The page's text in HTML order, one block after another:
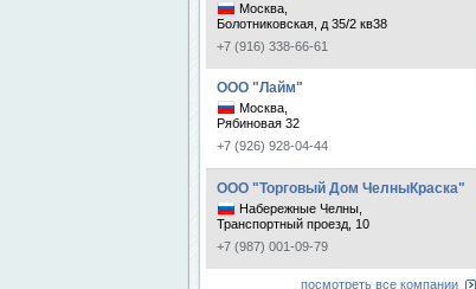
Москва,
Болотниковская, д 35/2 кв38
+7 (916) 338-66-61
ООО "Лайм"
Москва,
Рябиновая 32
+7 (926) 928-04-44
ООО "Торговый Дом ЧелныКраска"
Набережные Челны,
Транспортный проезд, 10
+7 (987) 001-09-79
посмотреть все компании